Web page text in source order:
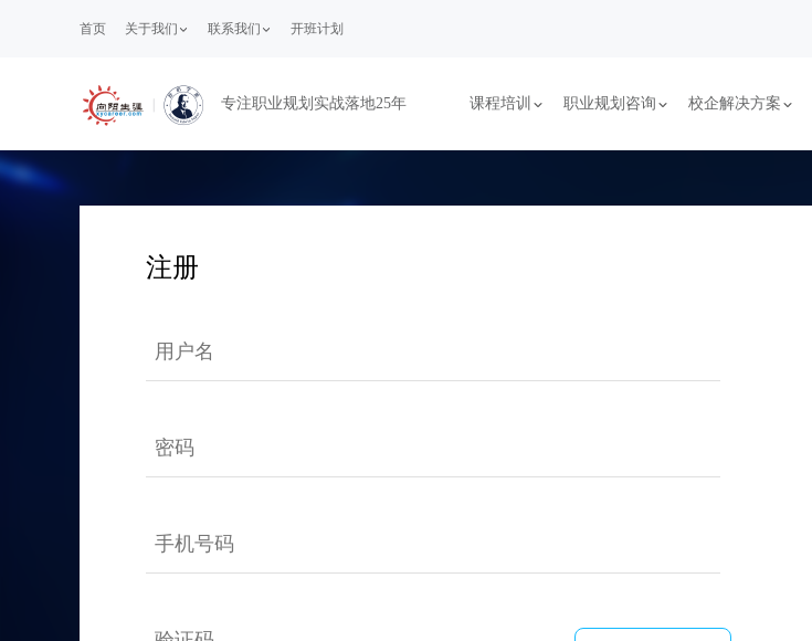
首页 关于我们 联系我们 开班计划
专注职业规划实战落地25年 课程培训 职业规划咨询 校企解决方案
注册